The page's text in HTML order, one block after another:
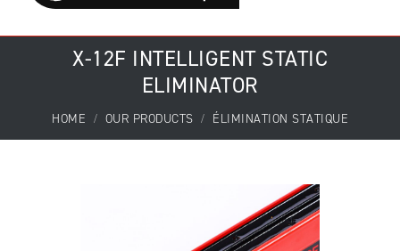
X-12F INTELLIGENT STATIC
ELIMINATOR
HOME OUR PRODUCTS ÉLIMINATION STATIQUE